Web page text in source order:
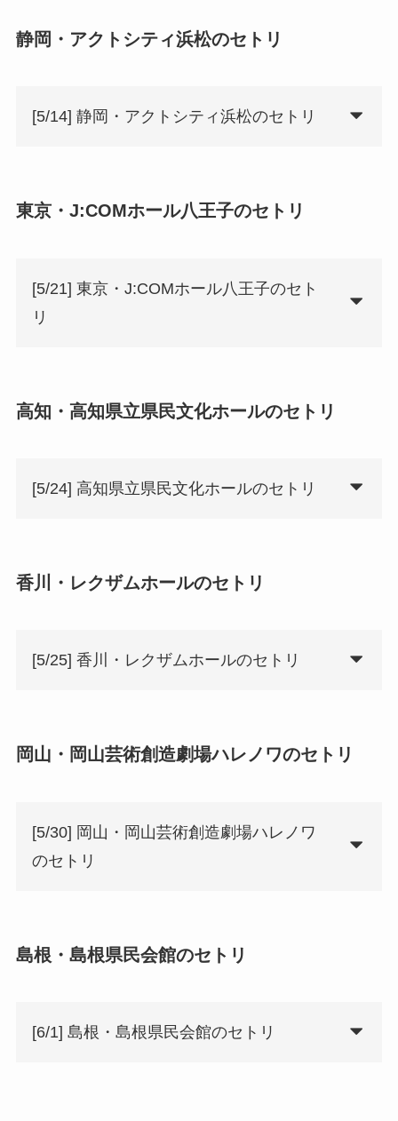
静岡・アクトシティ浜松のセトリ
[5/14] 静岡・アクトシティ浜松のセトリ
東京・J:COMホール八王子のセトリ
[5/21] 東京・J:COMホール八王子のセト
リ
高知・高知県立県民文化ホールのセトリ
[5/24] 高知県立県民文化ホールのセトリ
香川・レクザムホールのセトリ
[5/25] 香川・レクザムホールのセトリ
岡山・岡山芸術創造劇場ハレノワのセトリ
[5/30] 岡山・岡山芸術創造劇場ハレノワ
のセトリ
島根・島根県民会館のセトリ
[6/1] 島根・島根県民会館のセトリ